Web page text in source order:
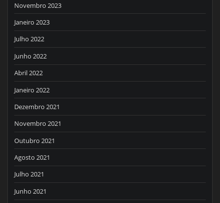
Novembro 2023
Janeiro 2023
Julho 2022
Junho 2022
Abril 2022
Janeiro 2022
Dezembro 2021
Novembro 2021
Outubro 2021
Agosto 2021
Julho 2021
Junho 2021